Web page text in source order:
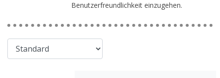
Benutzerfreundlichkeit einzugehen.